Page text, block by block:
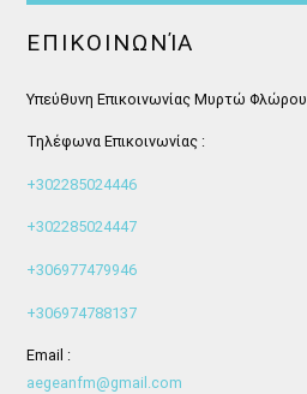
ΕΠΙΚΟΙΝΩΝΊΑ
Υπεύθυνη Επικοινωνίας Μυρτώ Φλώρου
Τηλέφωνα Επικοινωνίας :
+302285024446
+302285024447
+306977479946
+306974788137
Email :
aegeanfm@gmail.com